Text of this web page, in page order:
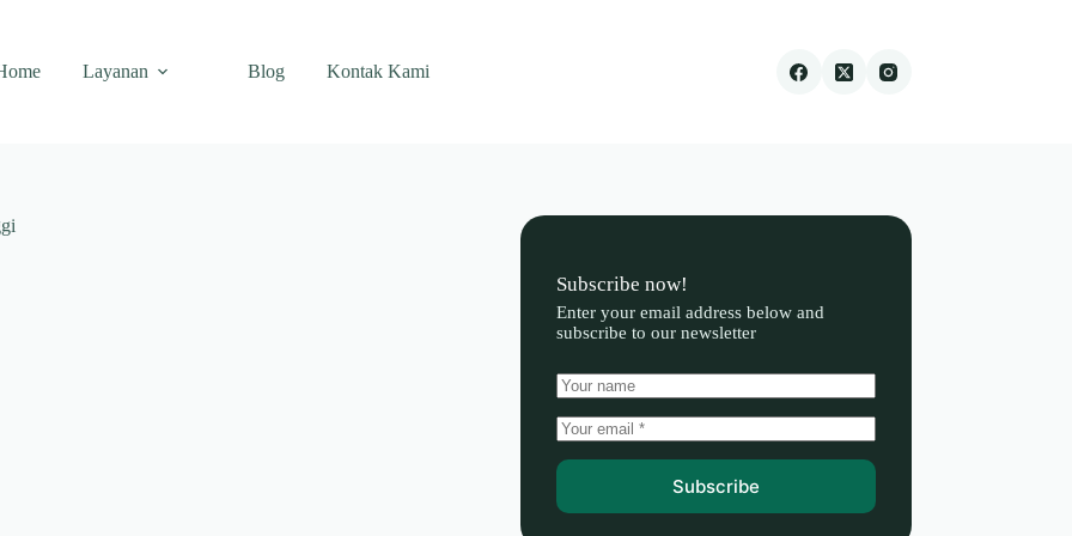
Layanan Blog Kontak Kami
Subscribe now!
Enter your email address below and
subscribe to our newsletter
Subscribe